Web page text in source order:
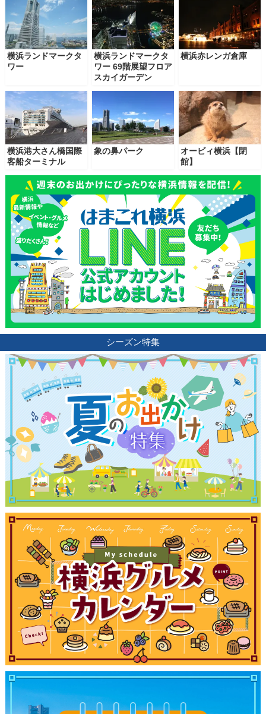
横浜ランドマークタ
ワー
横浜ランドマークタ
ワー 69階展望フロア
スカイガーデン
横浜赤レンガ倉庫
横浜港大さん橋国際
客船ターミナル
象の鼻パーク
オービィ横浜【閉
館】
シーズン特集